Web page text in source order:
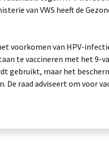
van VWS heeft de
voorkomen van HPV-
te vaccineren met het 9-
gebruikt, maar het
raad adviseert om voor